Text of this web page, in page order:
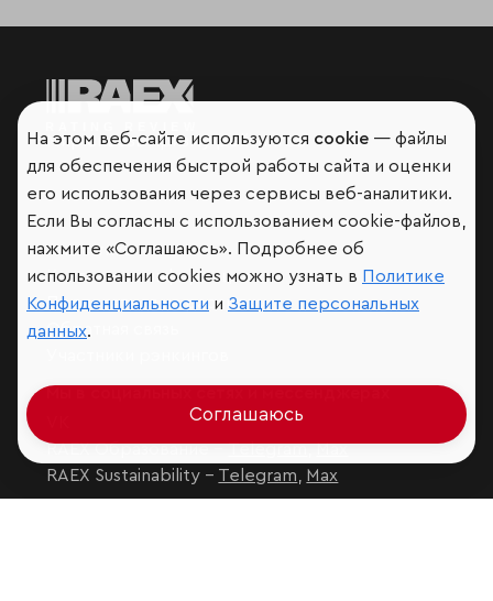
Мир сквозь призму рейтингов
Аналитика
Контактная информация
Подписаться на рассылку
Обратная связь
Мы в социальных сетях и мессенджерах
RAEX Образование –Telegram,Max
RAEX Sustainability – Telegram Max
На этом веб-сайте используются cookie — файлы
для обеспечения быстрой работы сайта и оценки
его использования через сервисы веб-аналитики.
Если Вы согласны с использованием cookie-файлов,
нажмите «Соглашаюсь». Подробнее об
использовании cookies можно узнать в Политике
Конфиденциальности и Защите персональных
данных.
Соглашаюсь